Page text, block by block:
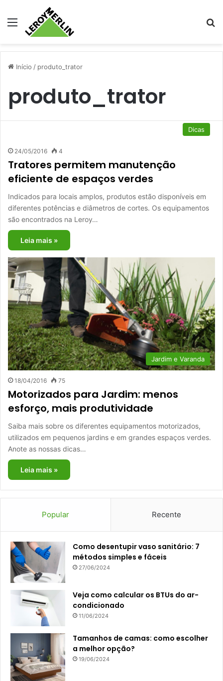
Menu
Início / produto_trator
produto_trator
Dicas
24/05/2016 4
Tratores permitem manutenção
eficiente de espaços verdes
Indicados para locais amplos, produtos estão disponíveis em
diferentes potências e diâmetros de cortes. Os equipamentos
são encontrados na Leroy…
Leia mais »
Jardim e Varanda
18/04/2016 75
Motorizados para Jardim: menos
esforço, mais produtividade
Saiba mais sobre os diferentes equipamentos motorizados,
utilizados em pequenos jardins e em grandes espaços verdes.
Anote as nossas dicas…
Leia mais »
Popular Recente
Como desentupir vaso sanitário: 7
métodos simples e fáceis
27/06/2024
Veja como calcular os BTUs do ar-
condicionado
11/06/2024
Tamanhos de camas: como escolher
a melhor opção?
19/06/2024